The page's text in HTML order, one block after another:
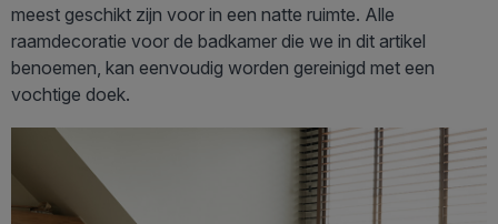
meest geschikt zijn voor in een natte ruimte. Alle
raamdecoratie voor de badkamer die we in dit artikel
benoemen, kan eenvoudig worden gereinigd met een
vochtige doek.